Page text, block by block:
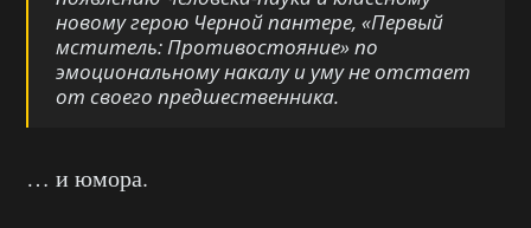
новому герою Черной пантере, «Первый
мститель: Противостояние» по
эмоциональному накалу и уму не отстает
от своего предшественника.
… и юмора.